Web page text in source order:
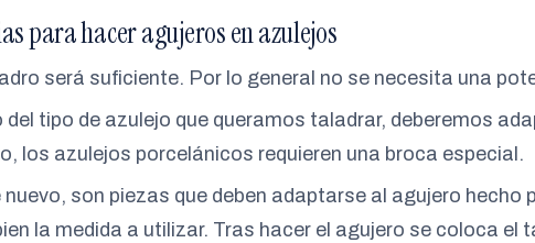
para hacer agujeros en azulejos
será suficiente. Por lo general no se necesita una
del tipo de azulejo que queramos taladrar, deberemos
los azulejos porcelánicos requieren una broca especial.
nuevo, son piezas que deben adaptarse al agujero hecho
la medida a utilizar. Tras hacer el agujero se coloca el